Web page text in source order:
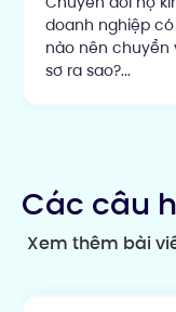
doanh nghiệp có
nào nên chuyển
sơ ra sao?...
Các câu
Xem thêm bài